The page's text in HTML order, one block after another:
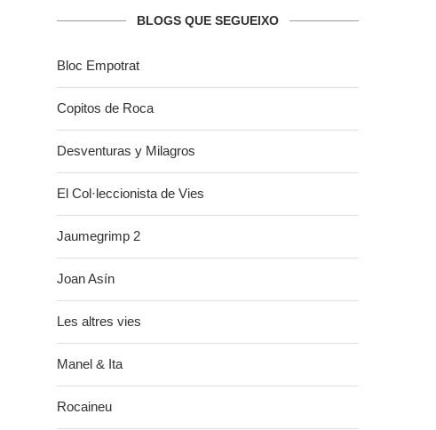
BLOGS QUE SEGUEIXO
Bloc Empotrat
Copitos de Roca
Desventuras y Milagros
El Col·leccionista de Vies
Jaumegrimp 2
Joan Asín
Les altres vies
Manel & Ita
Rocaineu